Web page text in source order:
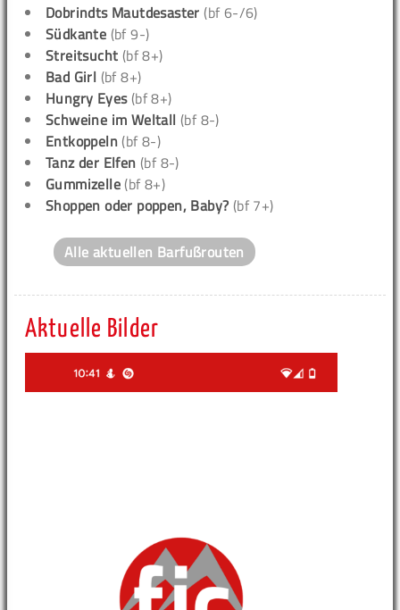
Dobrindts Mautdesaster (bf 6-/6)
Südkante (bf 9-)
Streitsucht (bf 8+)
Bad Girl (bf 8+)
Hungry Eyes(bf 8+)
Schweine im Weltall (bf 8-)
Entkoppeln (bf 8-)
Tanz der Elfen (bf 8-)
Gummizelle (bf 8+)
Shoppen oder poppen, Baby? (bf 7+)
Alle aktuellen Barfußrouten
Aktuelle Bilder